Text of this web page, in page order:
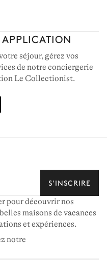
séjour, gérez vos
de notre conciergerie
Le Collectionist.
S'INSCRIRE
pour découvrir nos
maisons de vacances
et expériences.
notre